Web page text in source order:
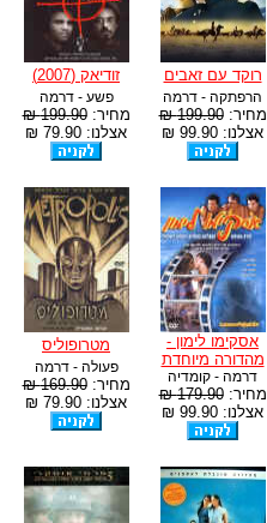
רוקד עם זאבים
הרפתקה - דרמה
מחיר:199.90 ₪
אצלנו: 99.90 ₪
זודיאק (2007)
פשע - דרמה
מחיר:199.90 ₪
אצלנו: 79.90 ₪
אסקימו לימון -
מהדורה מיוחדת
דרמה - קומדיה
מחיר:179.90 ₪
אצלנו: 99.90 ₪
מטרופוליס
פעולה - דרמה
מחיר:169.90 ₪
אצלנו: 79.90 ₪